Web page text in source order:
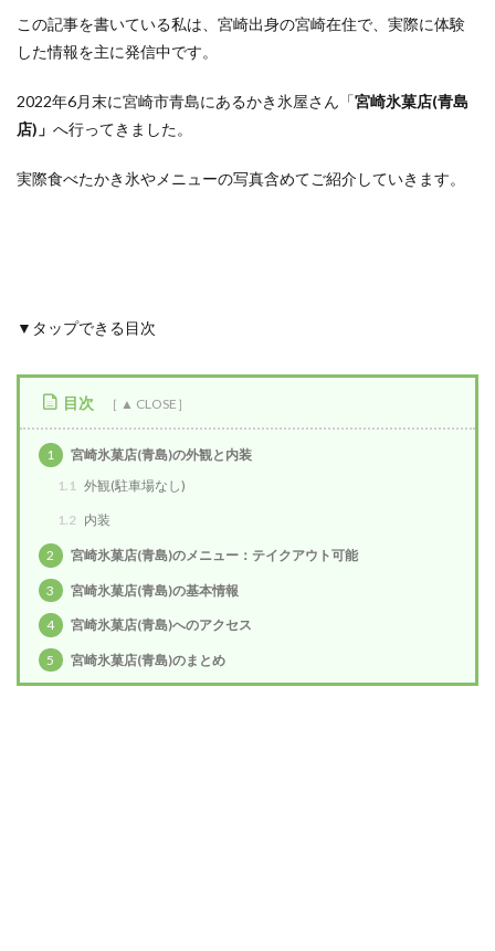
この記事を書いている私は、宮崎出身の宮崎在住で、実際に体験
した情報を主に発信中です。
2022年6月末に宮崎市青島にあるかき氷屋さん「宮崎氷菓店(青島
店)」 へ行ってきました。
実際食べたかき氷やメニューの写真含めてご紹介していきます。
▼タップできる目次
目次
1
宮崎氷菓店(青島)の外観と内装
1.1 外観(駐車場なし)
1.2 内装
2 宮崎氷菓店(青島)のメニュー：テイクアウト可能
3 宮崎氷菓店(青島)の基本情報
4 宮崎氷菓店(青島)へのアクセス
5 宮崎氷菓店(青島)のまとめ